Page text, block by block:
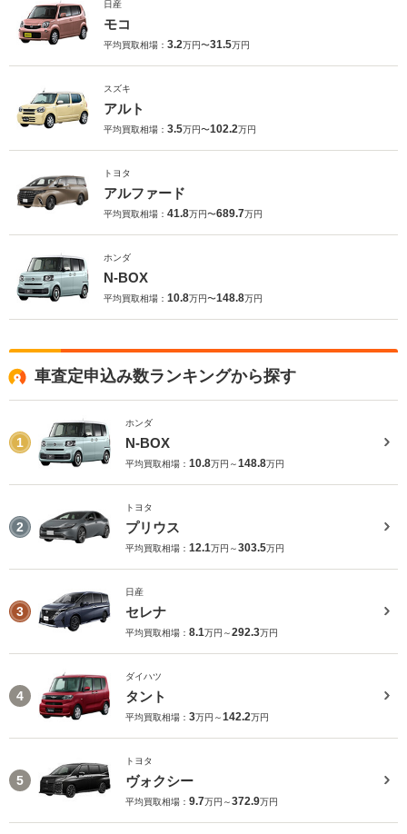
日産
モコ
平均買取相場： 3.2万円〜31.5万円
スズキ
アルト
平均買取相場： 3.5万円〜102.2万円
トヨタ
アルファード
平均買取相場： 41.8万円〜689.7万円
ホンダ
N-BOX
平均買取相場： 10.8万円〜148.8万円
車査定申込み数ランキングから探す
1
ホンダ
N-BOX
平均買取相場： 10.8万円～148.8万円
2
トヨタ
プリウス
平均買取相場： 12.1万円～303.5万円
3
日産
セレナ
平均買取相場： 8.1万円～292.3万円
4
ダイハツ
タント
平均買取相場： 3万円～142.2万円
5
トヨタ
ヴォクシー
平均買取相場： 9.7万円～372.9万円